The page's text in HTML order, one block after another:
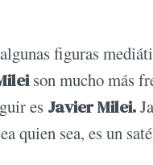
figuras
son mucho más
es Javier Milei.
quien sea, es un